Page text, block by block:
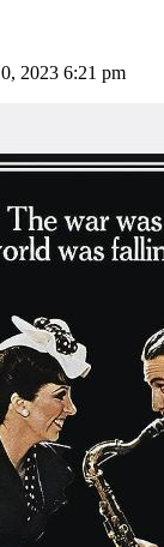
2023 6:21 pm